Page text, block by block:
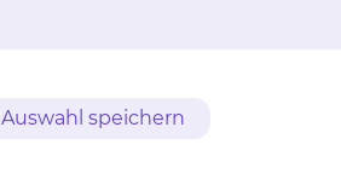
Auswahl speichern